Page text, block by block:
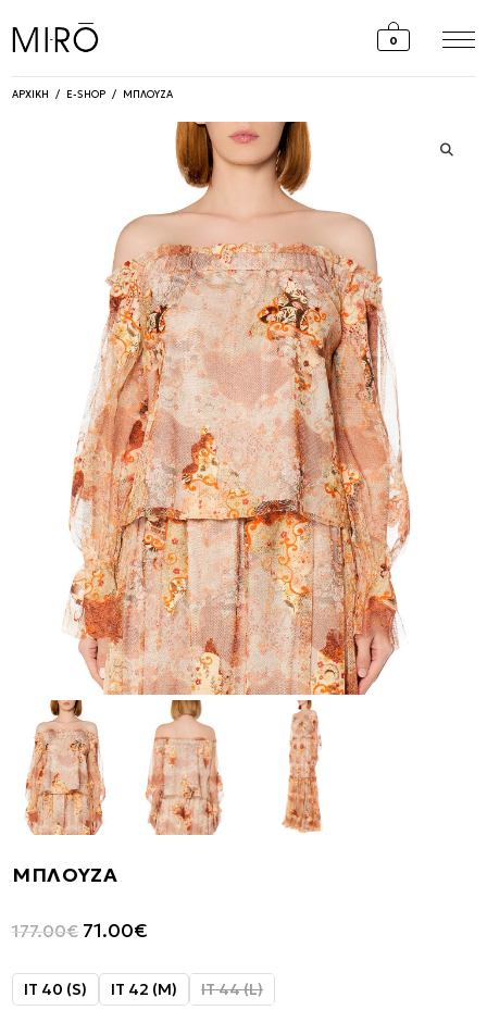
0
ΑΡΧΙΚΗ / E-SHOP / ΜΠΛΟΥΖΑ
ΜΠΛΟΥΖΑ
177.00€ Original
was:
71.00€
τιμή
IT 40 (S) IT 42 (M) IT 44 (L)